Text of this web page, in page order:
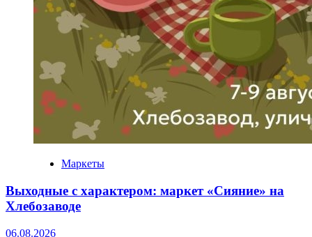
Маркеты
Выходные с характером: маркет «Сияние» на
Хлебозаводе
06.08.2026